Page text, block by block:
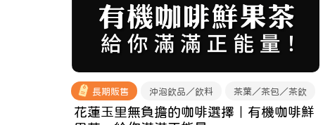
長期販售 沖泡飲品／飲料 茶葉／茶包／茶飲
花蓮玉里無負擔的咖啡選擇｜有機咖啡鮮